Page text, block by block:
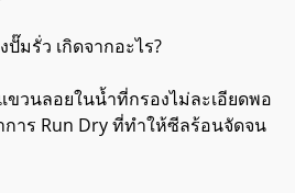
ปั๊มรั่ว เกิดจากอะไร?
ขวนลอยในน้ำที่กรองไม่ละเอียดพอ
การ Run Dry ที่ทำให้ซีลร้อนจัดจน